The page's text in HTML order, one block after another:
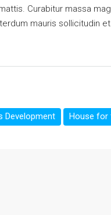
Curabitur massa
mauris sollicitudin
Development House for